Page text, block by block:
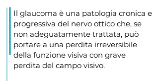
Il glaucoma è una patologia cronica e
progressiva del nervo ottico che, se
non adeguatamente trattata, può
portare a una perdita irreversibile
della funzione visiva con grave
perdita del campo visivo.